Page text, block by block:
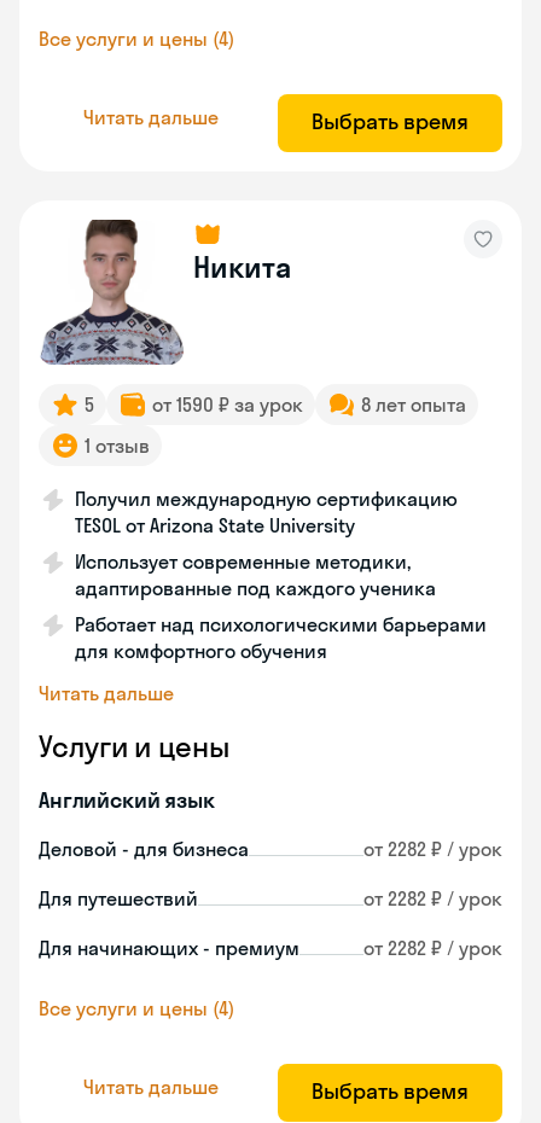
Все услуги и цены (4)
Читать дальше Выбрать время
Никита
5 от 1590 ₽ за урок
8 лет опыта
1 отзыв
Получил международную сертификацию
TESOL от Arizona State University
Использует современные методики,
адаптированные под каждого ученика
Работает над психологическими барьерами
для комфортного обучения
Читать дальше
Услуги и цены
Английский язык
Деловой - для бизнеса от 2282 ₽ / урок
Для путешествий от 2282 ₽ / урок
Для начинающих - премиум от 2282 ₽ / урок
Все услуги и цены (4)
Читать дальше Выбрать время